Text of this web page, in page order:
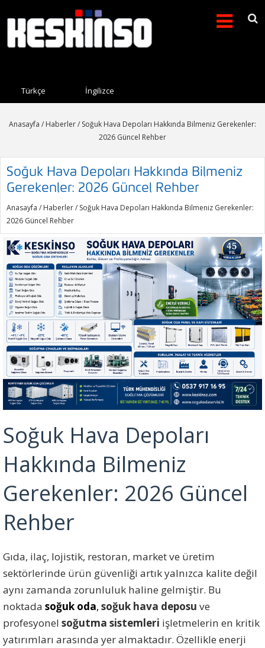
Arama formu
Türkçe İngilizce
Anasayfa / Haberler/ Soğuk Hava Depoları Hakkında Bilmeniz Gerekenler:
2026 Güncel Rehber
Soğuk Hava Depoları Hakkında Bilmeniz
Gerekenler: 2026 Güncel Rehber
Anasayfa / Haberler/ Soğuk Hava Depoları Hakkında Bilmeniz Gerekenler:
2026 Güncel Rehber
Soğuk Hava Depoları
Hakkında Bilmeniz
Gerekenler: 2026 Güncel
Rehber
Gıda, ilaç, lojistik, restoran, market ve üretim
sektörlerinde ürün güvenliği artık yalnızca kalite değil
aynı zamanda zorunluluk haline gelmiştir. Bu
noktada soğuk oda, soğuk hava deposu ve
profesyonel soğutma sistemleri işletmelerin en kritik
yatırımları arasında yer almaktadır. Özellikle enerji